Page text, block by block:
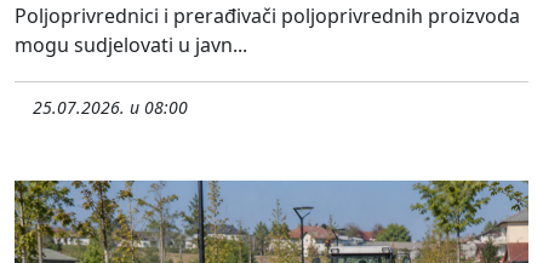
Poljoprivrednici i prerađivači poljoprivrednih proizvoda
mogu sudjelovati u javn...
25.07.2026. u 08:00